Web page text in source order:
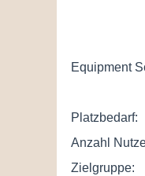
Equipment
Platzbedarf:
Anzahl
Zielgruppe: